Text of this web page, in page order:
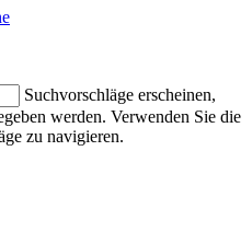
Suchvorschläge erscheinen,
werden. Verwenden Sie die
zu navigieren.